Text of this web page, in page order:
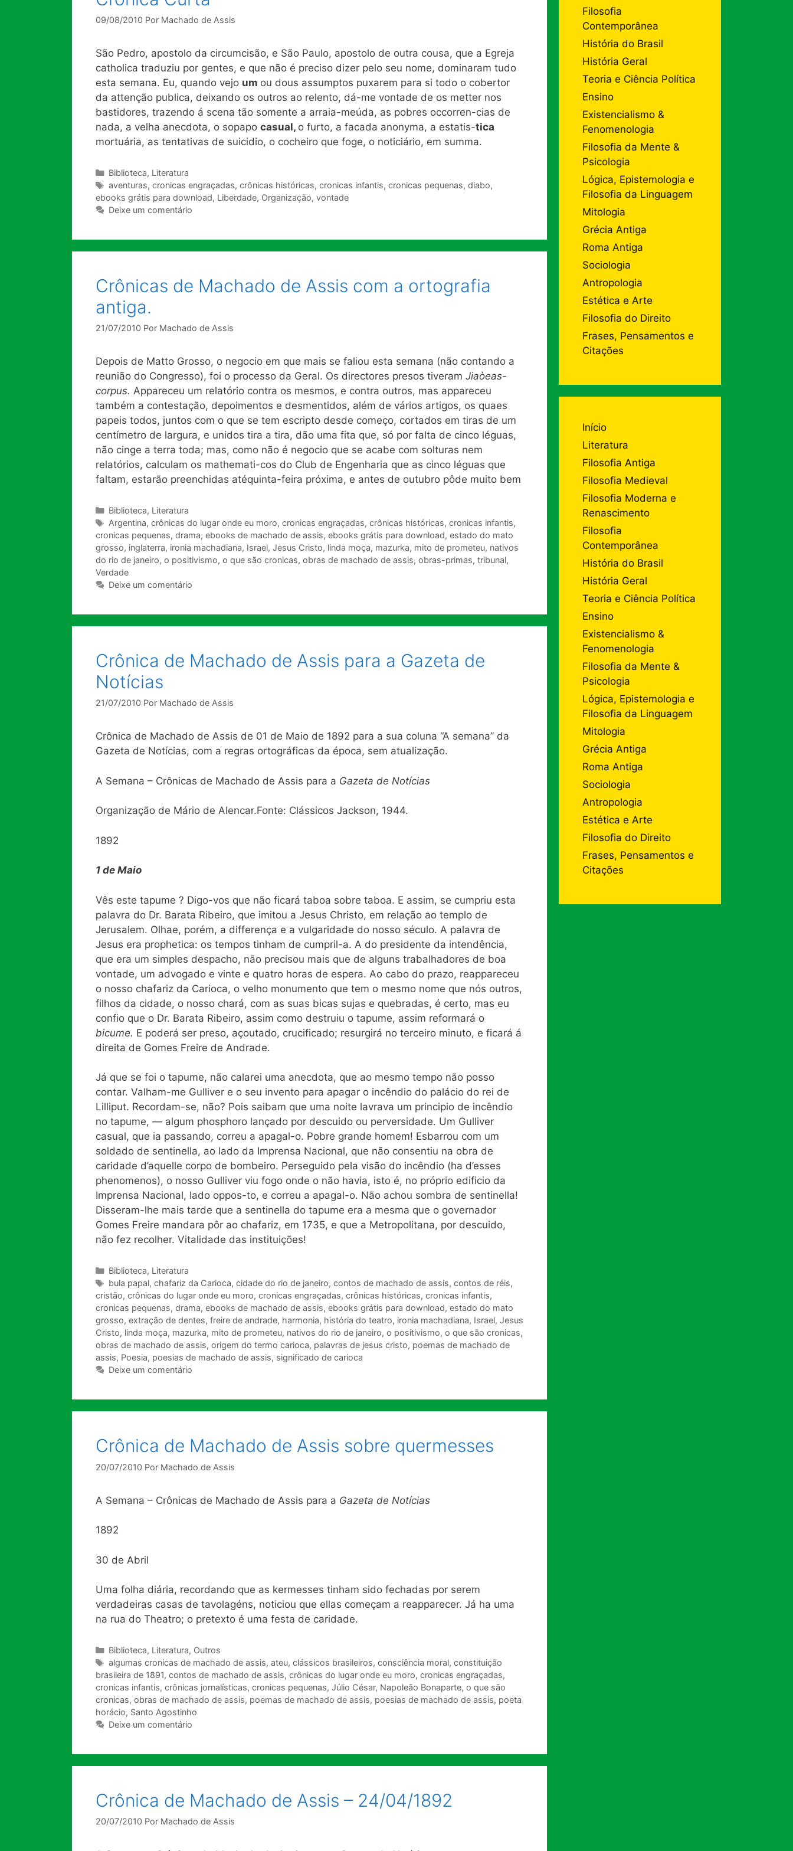
09/08/2010 Por Machado de Assis
São Pedro, apostolo da circumcisão, e São Paulo, apostolo de outra cousa, que a Egreja
catholica traduziu por gentes, e que não é preciso dizer pelo seu nome, dominaram tudo
esta semana. Eu, quando vejo um ou dous assumptos puxarem para si todo o cobertor
da attenção publica, deixando os outros ao relento, dá-me vontade de os metter nos
bastidores, trazendo á scena tão somente a arraia-meúda, as pobres occorren-cias de
nada, a velha anecdota, o sopapo casual, o furto, a facada anonyma, a estatis-tica
mortuária, as tentativas de suicidio, o cocheiro que foge, o noticiário, em summa.
Categorias
Biblioteca, Literatura
Tags
aventuras, cronicas engraçadas, crônicas históricas, cronicas infantis, cronicas pequenas, diabo,
ebooks grátis para download, Liberdade, Organização, vontade
Deixe um comentário
Crônicas de Machado de Assis com a ortografia
antiga.
21/07/2010 Por Machado de Assis
Depois de Matto Grosso, o negocio em que mais se faliou esta semana (não contando a
reunião do Congresso), foi o processo da Geral. Os directores presos tiveram Jiaòeas-
corpus. Appareceu um relatório contra os mesmos, e contra outros, mas appareceu
também a contestação, depoimentos e desmentidos, além de vários artigos, os quaes
papeis todos, juntos com o que se tem escripto desde começo, cortados em tiras de um
centímetro de largura, e unidos tira a tira, dão uma fita que, só por falta de cinco léguas,
não cinge a terra toda; mas, como não é negocio que se acabe com solturas nem
relatórios, calculam os mathemati-cos do Club de Engenharia que as cinco léguas que
faltam, estarão preenchidas atéquinta-feira próxima, e antes de outubro pôde muito bem
Categorias
Biblioteca, Literatura
Tags
Argentina, crônicas do lugar onde eu moro, cronicas engraçadas, crônicas históricas, cronicas infantis,
cronicas pequenas, drama, ebooks de machado de assis, ebooks grátis para download, estado do mato
grosso, inglaterra, ironia machadiana, Israel, Jesus Cristo, linda moça, mazurka, mito de prometeu, nativos
do rio de janeiro, o positivismo, o que são cronicas, obras de machado de assis, obras-primas, tribunal,
Verdade
Deixe um comentário
Crônica de Machado de Assis para a Gazeta de
Notícias
21/07/2010 Por Machado de Assis
Crônica de Machado de Assis de 01 de Maio de 1892 para a sua coluna “A semana” da
Gazeta de Notícias, com a regras ortográficas da época, sem atualização.
A Semana – Crônicas de Machado de Assis para a Gazeta de Notícias
Organização de Mário de Alencar.Fonte: Clássicos Jackson, 1944.
1892
1 de Maio
Vês este tapume ? Digo-vos que não ficará taboa sobre taboa. E assim, se cumpriu esta
palavra do Dr. Barata Ribeiro, que imitou a Jesus Christo, em relação ao templo de
Jerusalem. Olhae, porém, a differença e a vulgaridade do nosso século. A palavra de
Jesus era prophetica: os tempos tinham de cumpril-a. A do presidente da intendência,
que era um simples despacho, não precisou mais que de alguns trabalhadores de boa
vontade, um advogado e vinte e quatro horas de espera. Ao cabo do prazo, reappareceu
o nosso chafariz da Carioca, o velho monumento que tem o mesmo nome que nós outros,
filhos da cidade, o nosso chará, com as suas bicas sujas e quebradas, é certo, mas eu
confio que o Dr. Barata Ribeiro, assim como destruiu o tapume, assim reformará o
bicume. E poderá ser preso, açoutado, crucificado; resurgirá no terceiro minuto, e ficará á
direita de Gomes Freire de Andrade.
Já que se foi o tapume, não calarei uma anecdota, que ao mesmo tempo não posso
contar. Valham-me Gulliver e o seu invento para apagar o incêndio do palácio do rei de
Lilliput. Recordam-se, não? Pois saibam que uma noite lavrava um principio de incêndio
no tapume, — algum phosphoro lançado por descuido ou perversidade. Um Gulliver
casual, que ia passando, correu a apagal-o. Pobre grande homem! Esbarrou com um
soldado de sentinella, ao lado da Imprensa Nacional, que não consentiu na obra de
caridade d’aquelle corpo de bombeiro. Perseguido pela visão do incêndio (ha d’esses
phenomenos), o nosso Gulliver viu fogo onde o não havia, isto é, no próprio edificio da
Imprensa Nacional, lado oppos-to, e correu a apagal-o. Não achou sombra de sentinella!
Disseram-lhe mais tarde que a sentinella do tapume era a mesma que o governador
Gomes Freire mandara pôr ao chafariz, em 1735, e que a Metropolitana, por descuido,
não fez recolher. Vitalidade das instituições!
Categorias
Biblioteca, Literatura
Tags
bula papal, chafariz da Carioca, cidade do rio de janeiro, contos de machado de assis, contos de réis,
cristão, crônicas do lugar onde eu moro, cronicas engraçadas, crônicas históricas, cronicas infantis,
cronicas pequenas, drama, ebooks de machado de assis, ebooks grátis para download, estado do mato
grosso, extração de dentes, freire de andrade, harmonia, história do teatro, ironia machadiana, Israel, Jesus
Cristo, linda moça, mazurka, mito de prometeu, nativos do rio de janeiro, o positivismo, o que são cronicas,
obras de machado de assis, origem do termo carioca, palavras de jesus cristo, poemas de machado de
assis, Poesia, poesias de machado de assis, significado de carioca
Deixe um comentário
Crônica de Machado de Assis sobre quermesses
20/07/2010 Por Machado de Assis
A Semana – Crônicas de Machado de Assis para a Gazeta de Notícias
1892
30 de Abril
Uma folha diária, recordando que as kermesses tinham sido fechadas por serem
verdadeiras casas de tavolagéns, noticiou que ellas começam a reapparecer. Já ha uma
na rua do Theatro; o pretexto é uma festa de caridade.
Categorias
Biblioteca, Literatura, Outros
Tags
algumas cronicas de machado de assis, ateu, clássicos brasileiros, consciência moral, constituição
brasileira de 1891, contos de machado de assis, crônicas do lugar onde eu moro, cronicas engraçadas,
cronicas infantis, crônicas jornalísticas, cronicas pequenas, Júlio César, Napoleão Bonaparte, o que são
cronicas, obras de machado de assis, poemas de machado de assis, poesias de machado de assis, poeta
horácio, Santo Agostinho
Deixe um comentário
Crônica de Machado de Assis – 24/04/1892
20/07/2010 Por Machado de Assis
Filosofia
Contemporânea
História do Brasil
História Geral
Teoria e Ciência Política
Ensino
Existencialismo &
Fenomenologia
Filosofia da Mente &
Psicologia
Lógica, Epistemologia e
Filosofia da Linguagem
Mitologia
Grécia Antiga
Roma Antiga
Sociologia
Antropologia
Estética e Arte
Filosofia do Direito
Frases, Pensamentos e
Citações
Início
Literatura
Filosofia Antiga
Filosofia Medieval
Filosofia Moderna e
Renascimento
Filosofia
Contemporânea
História do Brasil
História Geral
Teoria e Ciência Política
Ensino
Existencialismo &
Fenomenologia
Filosofia da Mente &
Psicologia
Lógica, Epistemologia e
Filosofia da Linguagem
Mitologia
Grécia Antiga
Roma Antiga
Sociologia
Antropologia
Estética e Arte
Filosofia do Direito
Frases, Pensamentos e
Citações